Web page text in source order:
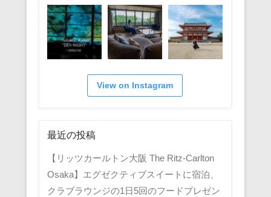
View on Instagram
最近の投稿
【リッツカールトン大阪 The Ritz-Carlton
Osaka】エグゼクティブスイートに宿泊、
クラブラウンジの1日5回のフードプレゼン